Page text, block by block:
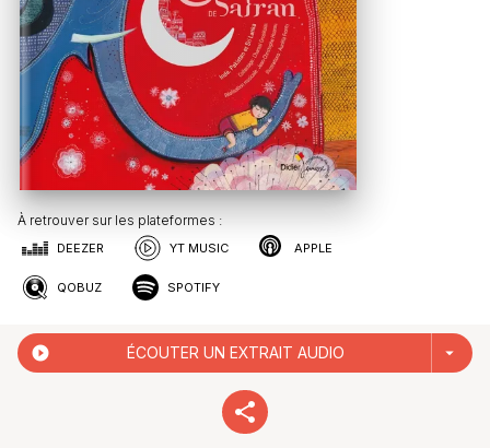
play_circle_filled ÉCOUTER UN EXTRAIT AUDIO arrow_drop_down
À retrouver sur les plateformes :
DEEZER YT MUSIC APPLE
QOBUZ SPOTIFY